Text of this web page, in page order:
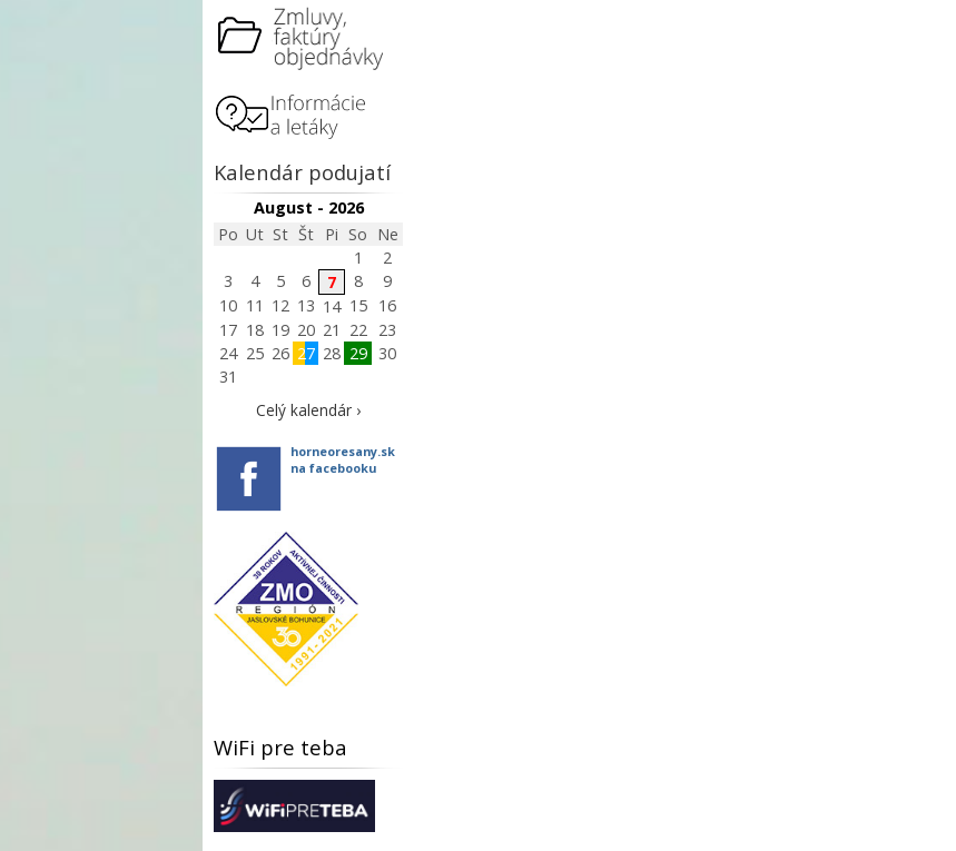
Kalendár podujatí
August - 2026
Po Ut St Št Pi So Ne
1
2
3
4 5 6 7 8
9
10 11 12 13 14 15
16
17 18 19 20 21 22
23
24 25 26 27 28 29
30
31
Celý kalendár ›
horneoresany.sk
na facebooku
WiFi pre teba